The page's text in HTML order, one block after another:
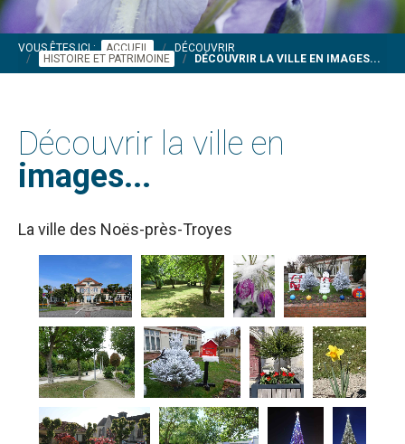
VOUS ÊTES ICI : ACCUEIL
DÉCOUVRIR
HISTOIRE ET PATRIMOINE
DÉCOUVRIR LA VILLE EN IMAGES...
Découvrir la ville en
images...
La ville des Noës-près-Troyes